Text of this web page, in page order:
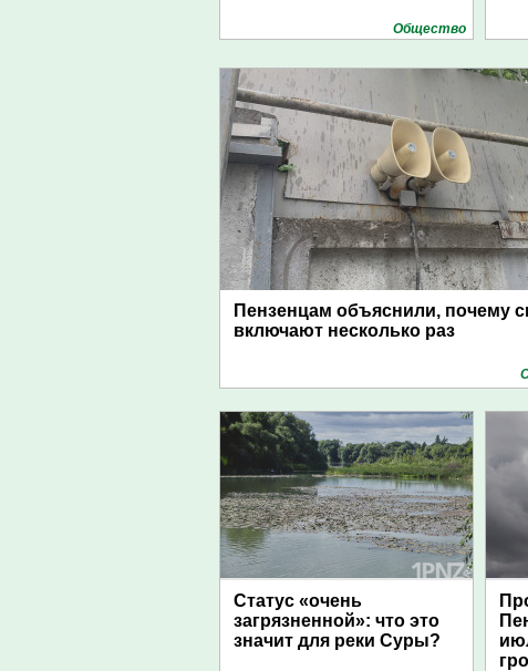
Общество
Пензенцам объяснили, почему
включают несколько раз
Статус «очень
загрязненной»: что это
значит для реки Суры?